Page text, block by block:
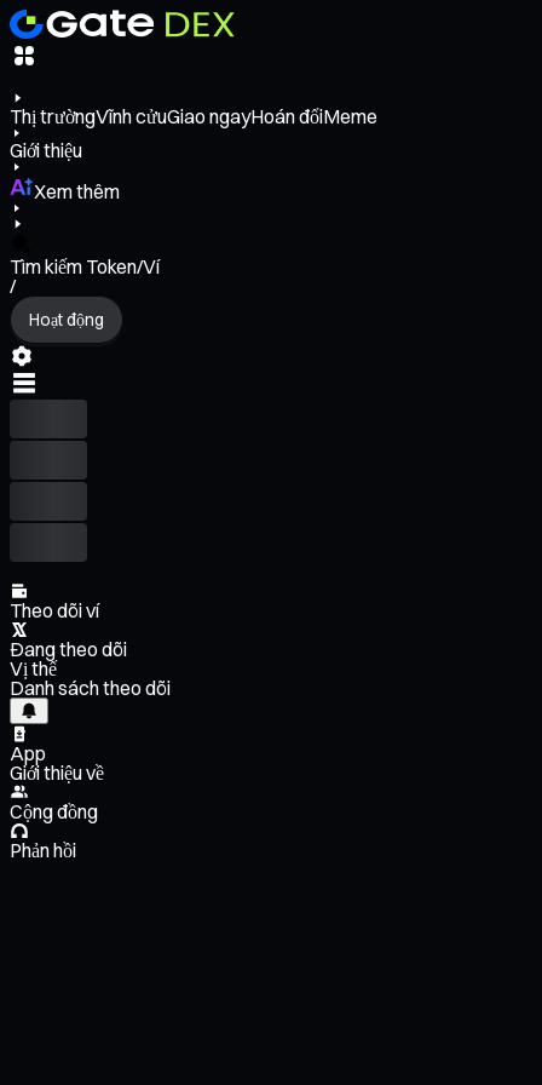
Thị trườngVĩnh cửuGiao ngayHoán đổiMeme
Giới thiệu
Xem thêm
Tìm kiếm Token/Ví
/
Hoạt động
Theo dõi ví
Đang theo dõi
Vị thế
Danh sách theo dõi
App
Giới thiệu về
Cộng đồng
Phản hồi